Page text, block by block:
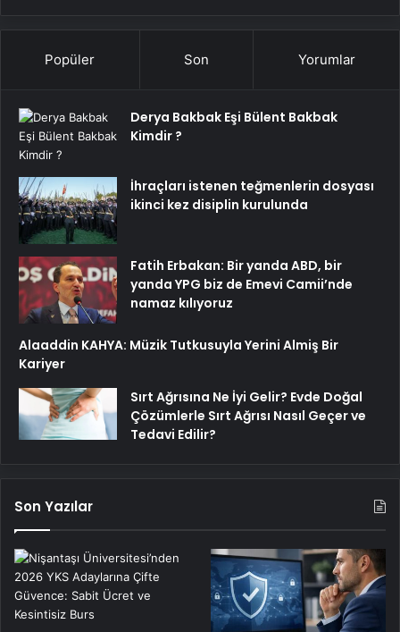
Popüler Son Yorumlar
Derya Bakbak Eşi Bülent Bakbak
Kimdir ?
İhraçları istenen teğmenlerin dosyası
ikinci kez disiplin kurulunda
Fatih Erbakan: Bir yanda ABD, bir
yanda YPG biz de Emevi Camii’nde
namaz kılıyoruz
Alaaddin KAHYA: Müzik Tutkusuyla Yerini Almiş Bir
Kariyer
Sırt Ağrısına Ne İyi Gelir? Evde Doğal
Çözümlerle Sırt Ağrısı Nasıl Geçer ve
Tedavi Edilir?
Son Yazılar